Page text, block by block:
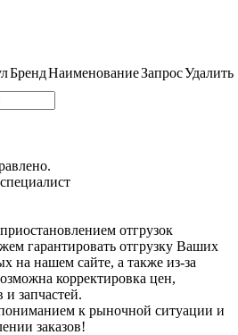
БрендНаименованиеЗапросУдалить
отгрузок
гарантировать отгрузку Ваших
на нашем сайте, а также из-за
корректировка цен,
запчастей.
к рыночной ситуации и
заказов!